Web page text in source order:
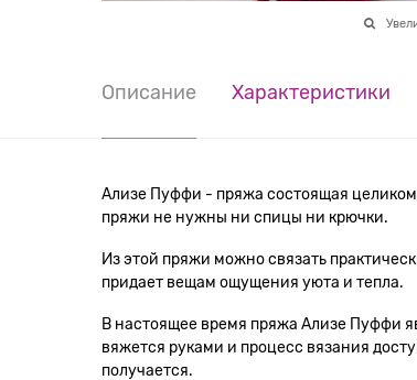
Описание Характеристики
Ализе Пуффи - пряжа состоящая целиком
пряжи не нужны ни спицы ни крючки.
Из этой пряжи можно связать
придает вещам ощущения уюта и тепла.
В настоящее время пряжа Ализе Пуффи
вяжется руками и процесс вязания
получается.